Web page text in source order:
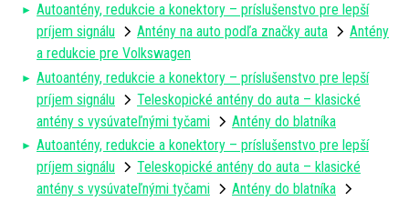
Autoantény, redukcie a konektory – príslušenstvo pre lepší
príjem signálu
Antény na auto podľa značky auta
Antény
a redukcie pre Volkswagen
Autoantény, redukcie a konektory – príslušenstvo pre lepší
príjem signálu
Teleskopické antény do auta – klasické
antény s vysúvateľnými tyčami
Antény do blatníka
Autoantény, redukcie a konektory – príslušenstvo pre lepší
príjem signálu
Teleskopické antény do auta – klasické
antény s vysúvateľnými tyčami
Antény do blatníka